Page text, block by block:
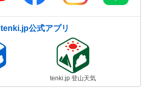
tenki.jp公式アプリ
tenki.jp 登山天気